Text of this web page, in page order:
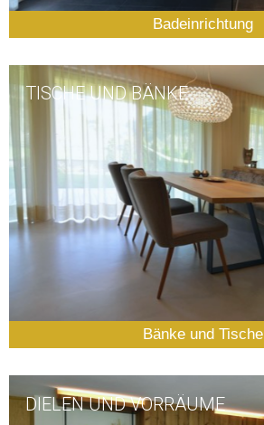
Badeinrichtung
TISCHE UND BÄNKE
Bänke und Tische
DIELEN UND VORRÄUME